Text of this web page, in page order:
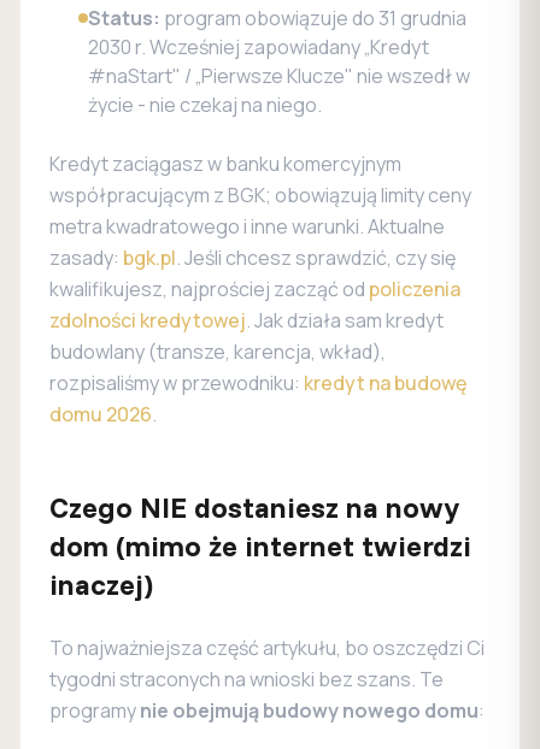
Status: program obowiązuje do 31 grudnia
2030 r. Wcześniej zapowiadany „Kredyt
#naStart" / „Pierwsze Klucze" nie wszedł w
życie - nie czekaj na niego.
Kredyt zaciągasz w banku komercyjnym
współpracującym z BGK; obowiązują limity ceny
metra kwadratowego i inne warunki. Aktualne
zasady: bgk.pl. Jeśli chcesz sprawdzić, czy się
kwalifikujesz, najprościej zacząć od policzenia
zdolności kredytowej. Jak działa sam kredyt
budowlany (transze, karencja, wkład),
rozpisaliśmy w przewodniku: kredyt na budowę
domu 2026.
Czego NIE dostaniesz na nowy
dom (mimo że internet twierdzi
inaczej)
To najważniejsza część artykułu, bo oszczędzi Ci
tygodni straconych na wnioski bez szans. Te
programynie obejmują budowy nowego domu: